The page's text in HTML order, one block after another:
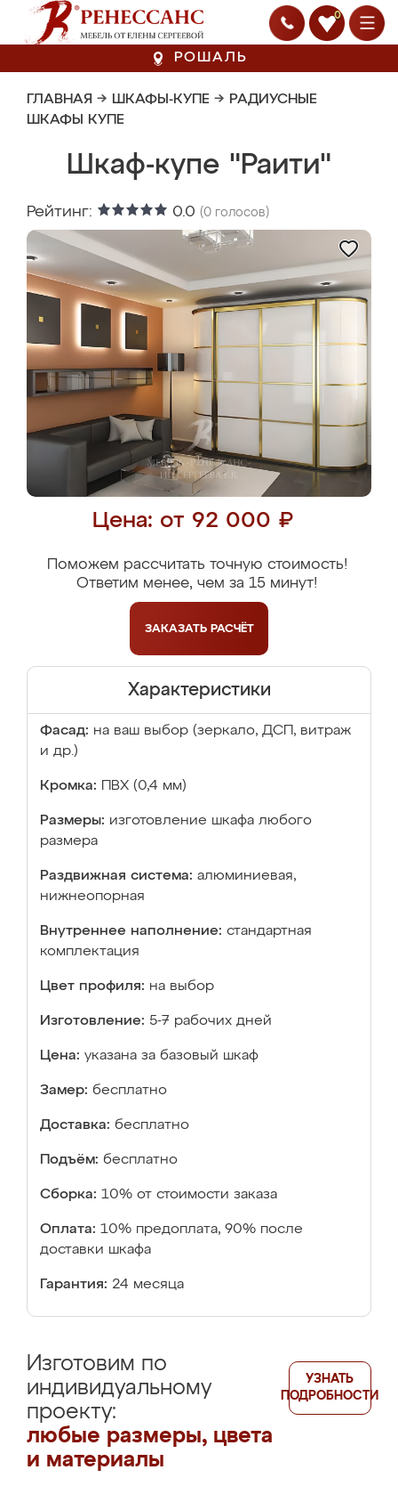
0
РОШАЛЬ
ГЛАВНАЯ → ШКАФЫ-КУПЕ → РАДИУСНЫЕ
ШКАФЫ КУПЕ
Шкаф-купе "Раити"
Рейтинг: 0.0 (0 голосов)
Цена: от 92 000 ₽
Поможем рассчитать точную стоимость!
Ответим менее, чем за 15 минут!
ЗАКАЗАТЬ РАСЧЁТ
Характеристики
Фасад: на ваш выбор (зеркало, ДСП, витраж
и др.)
Кромка: ПВХ (0,4 мм)
Размеры: изготовление шкафа любого
размера
Раздвижная система: алюминиевая,
нижнеопорная
Внутреннее наполнение: стандартная
комплектация
Цвет профиля: на выбор
Изготовление: 5-7 рабочих дней
Цена: указана за базовый шкаф
Замер: бесплатно
Доставка: бесплатно
Подъём: бесплатно
Сборка: 10% от стоимости заказа
Оплата: 10% предоплата, 90% после
доставки шкафа
Гарантия: 24 месяца
Изготовим по
индивидуальному
проекту:
любые размеры, цвета
и материалы
УЗНАТЬ
ПОДРОБНОСТИ